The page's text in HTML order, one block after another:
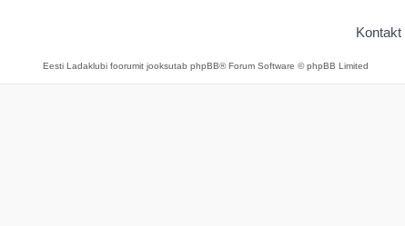
Kontakt
Eesti Ladaklubi foorumit jooksutab phpBB® Forum Software © phpBB Limited